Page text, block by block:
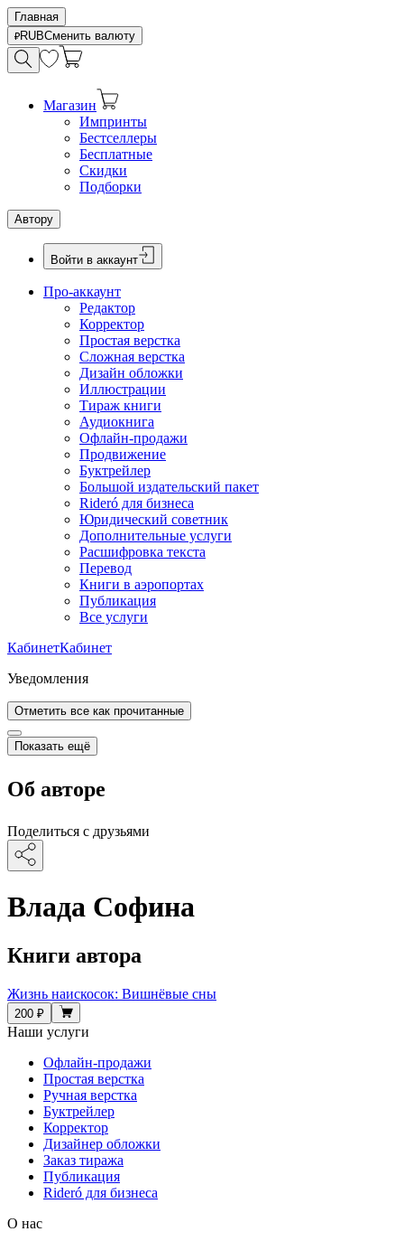
Главная
RUBСменить валюту
Магазин
Импринты
Бестселлеры
Бесплатные
Скидки
Подборки
Автору
Войти в аккаунт
Про-аккаунт
Редактор
Корректор
Простая верстка
Сложная верстка
Дизайн обложки
Иллюстрации
Тираж книги
Аудиокнига
Офлайн-продажи
Продвижение
Буктрейлер
Большой издательский пакет
Rideró для бизнеса
Юридический советник
Дополнительные услуги
Расшифровка текста
Перевод
Книги в аэропортах
Публикация
Все услуги
КабинетКабинет
Уведомления
Отметить все как прочитанные
Показать ещё
Об авторе
Поделиться с друзьями
Влада Софина
Книги автора
Жизнь наискосок: Вишнёвые сны
200 ₽
Наши услуги
Офлайн-продажи
Простая верстка
Ручная верстка
Буктрейлер
Корректор
Дизайнер обложки
Заказ тиража
Публикация
Rideró для бизнеса
О нас